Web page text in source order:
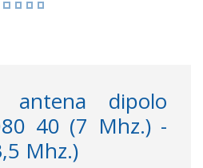
antena dipolo
40 (7 Mhz.) -
Mhz.)